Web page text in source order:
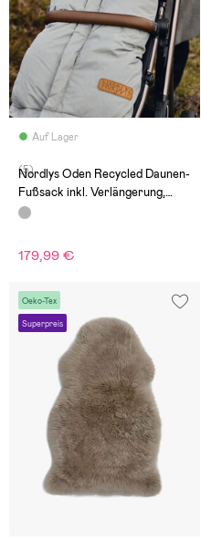
Auf Lager
(5)
Nordlys Oden Recycled Daunen-
Fußsack inkl. Verlängerung,
Grey Mélange
179,99 €
Oeko-Tex
Superpreis